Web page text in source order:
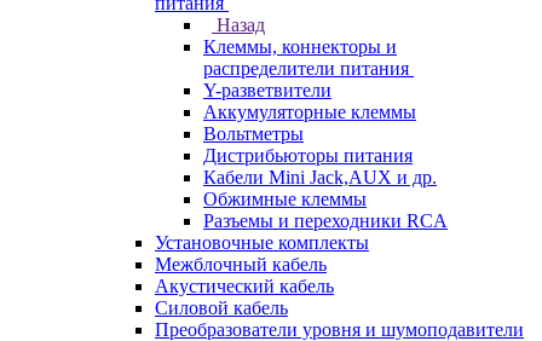
Назад
Клеммы, коннекторы и
распределители питания
Y-разветвители
Аккумуляторные клеммы
Вольтметры
Дистрибьюторы питания
Кабели Mini Jack,AUX и др.
Обжимные клеммы
Разъемы и переходники RCA
Установочные комплекты
Межблочный кабель
Акустический кабель
Силовой кабель
Преобразователи уровня и шумоподавители